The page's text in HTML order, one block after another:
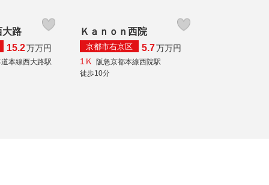
大路
15.2万万円
本線西大路駅
Ｋａｎｏｎ西院
京都市右京区 5.7万万円
1Ｋ
阪急京都本線西院駅
徒歩10分